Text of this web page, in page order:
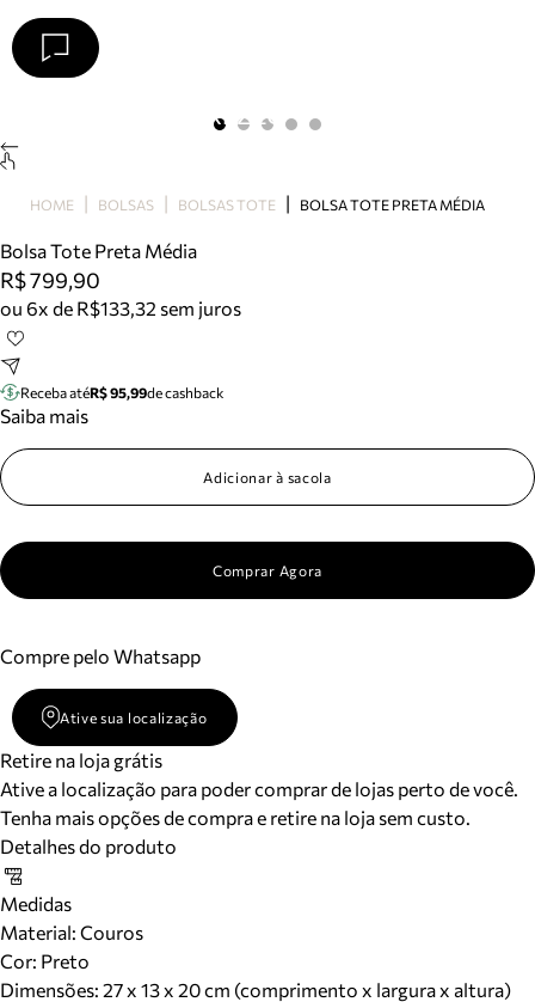
Papete
Scarpin
Mocassim
Bolsa
Tênis
Mule
Rasteira
Tire dúvidas sobre pedidos, devoluções e mais.
Acompanhe seus pedidos e solicite devoluções.
Arezzo
HOME BOLSAS BOLSAS TOTE BOLSA TOTE PRETA MÉDIA
Bolsa Tote Preta Média
R$ 799,90
ou 6x de R$133,32 sem juros
Receba atéR$ 95,99de cashback
Saiba mais
Adicionar à sacola
Comprar Agora
Compre pelo Whatsapp
Ative sua localização
Retire na loja grátis
Ative a localização para poder comprar de lojas perto de você.
Tenha mais opções de compra e retire na loja sem custo.
Detalhes do produto
Medidas
Material: Couros
Cor: Preto
Dimensões: 27 x 13 x 20 cm (comprimento x largura x altura)